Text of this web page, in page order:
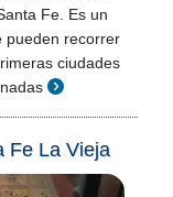
Fe. Es un
pueden recorrer
ciudades
Fe La Vieja